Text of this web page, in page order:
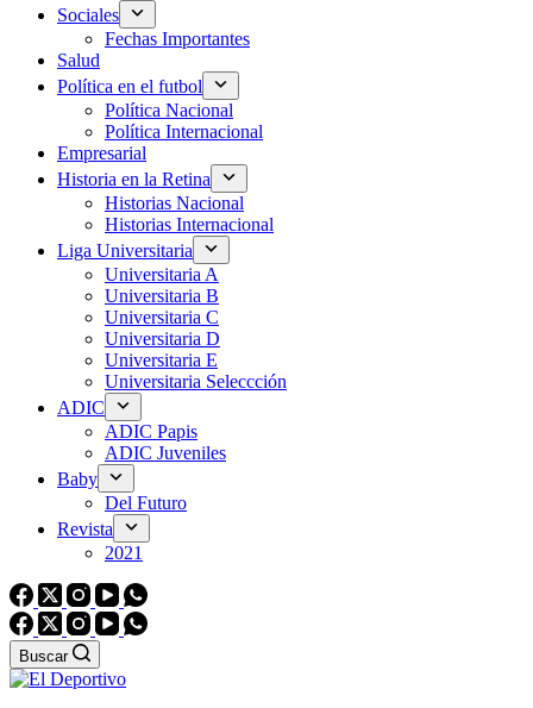
Sociales
Fechas Importantes
Salud
Política en el futbol
Política Nacional
Política Internacional
Empresarial
Historia en la Retina
Historias Nacional
Historias Internacional
Liga Universitaria
Universitaria A
Universitaria B
Universitaria C
Universitaria D
Universitaria E
Universitaria Seleccción
ADIC
ADIC Papis
ADIC Juveniles
Baby
Del Futuro
Revista
2021
Buscar